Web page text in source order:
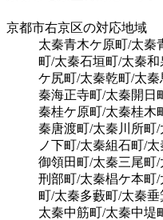
京都市右京区の対応地域
太秦青木ケ原町/太秦
町/太秦石垣町/太秦
ケ尻町/太秦乾町/太
秦海正寺町/太秦開日
秦桂ケ原町/太秦桂木
秦唐渡町/太秦川所町
ノ下町/太秦組石町/
御領田町/太秦三尾町
刑部町/太秦椙ケ本町
町/太秦多藪町/太秦
太秦中筋町/太秦中堤